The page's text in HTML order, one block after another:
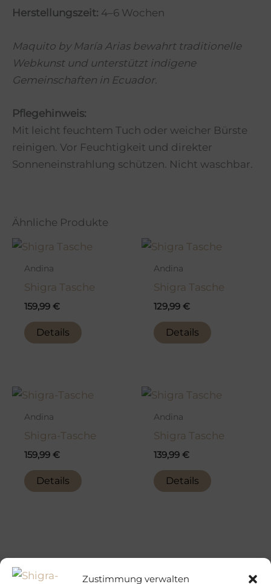
Zustimmung verwalten
Herstellungszeit: 4–6 Wochen
Maquito by María Arias bewahrt traditionelle
Webkunst und unterstützt indigene
Gemeinschaften in Ecuador.
Pflegehinweis:
Mit leicht feuchtem Tuch oder weicher Bürste
reinigen. Vor Feuchtigkeit und direkter
Sonneneinstrahlung schützen. Nicht waschbar.
Ähnliche Produkte
Andina
Shigra Tasche
159,99€
Details
Andina
Shigra Tasche
129,99€
Details
Andina
Shigra-Tasche
159,99€
Details
Andina
Shigra Tasche
139,99€
Details